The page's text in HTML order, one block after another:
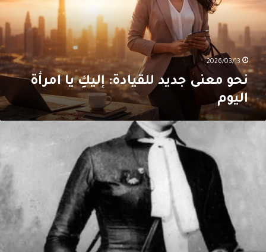
اليوم
2026/03/13
نحو معنى جديد للقيادة: إليكِ يا امرأة
اليوم
نساء